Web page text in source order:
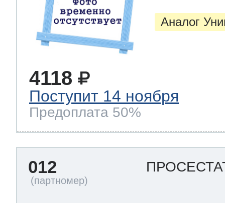
Аналог
4118
Поступит 14 ноября
Предоплата 50%
012